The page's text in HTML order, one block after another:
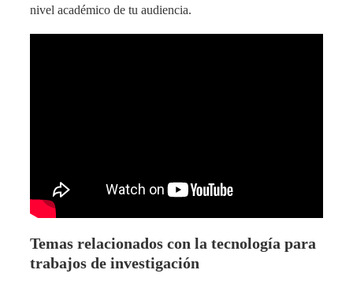
nivel académico de tu audiencia.
Temas relacionados con la tecnología para
trabajos de investigación